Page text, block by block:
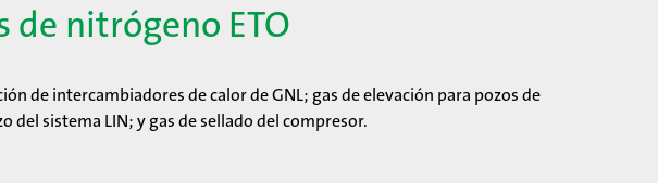
de nitrógeno ETO
de intercambiadores de calor de GNL; gas de elevación para pozos de
sistema LIN; y gas de sellado del compresor.